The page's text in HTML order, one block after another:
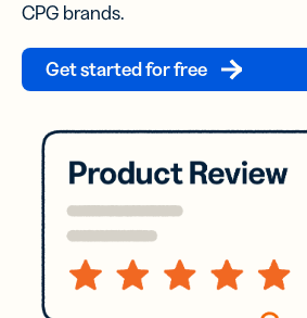
CPG brands.
Get started for free